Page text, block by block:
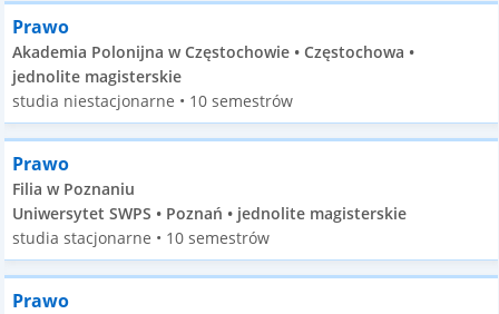
Prawo
Akademia Polonijna w Częstochowie • Częstochowa •
jednolite magisterskie
studia niestacjonarne • 10 semestrów
Prawo
Filia w Poznaniu
Uniwersytet SWPS • Poznań • jednolite magisterskie
studia stacjonarne • 10 semestrów
Prawo